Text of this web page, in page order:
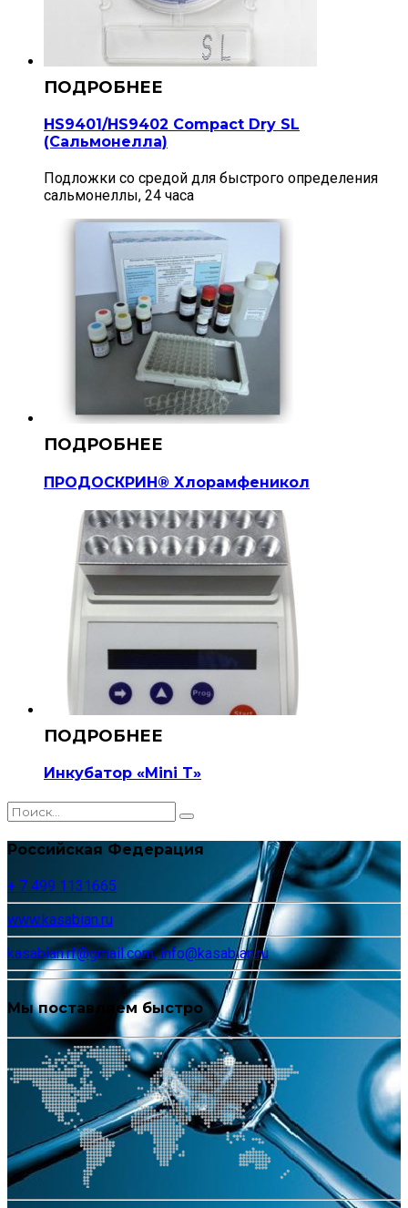
HS9401/HS9402 Compact Dry SL
(Сальмонелла)
Подложки со средой для быстрого определения
сальмонеллы, 24 часа
ПРОДОСКРИН® Хлорамфеникол
Инкубатор «Mini T»
Российская Федерация
+ 7 499 1131665
www.kasabian.ru
kasabian.rf@gmail.com, info@kasabian.ru
Мы поставляем быстро